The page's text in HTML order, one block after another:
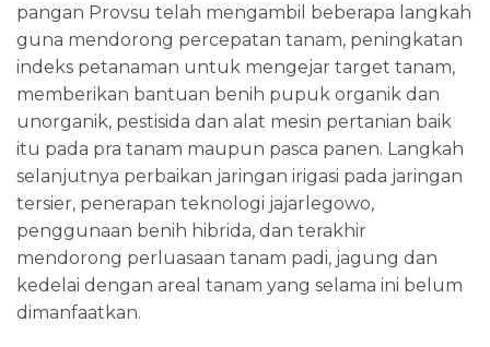
pangan Provsu telah mengambil beberapa langkah
guna mendorong percepatan tanam, peningkatan
indeks petanaman untuk mengejar target tanam,
memberikan bantuan benih pupuk organik dan
unorganik, pestisida dan alat mesin pertanian baik
itu pada pra tanam maupun pasca panen. Langkah
selanjutnya perbaikan jaringan irigasi pada jaringan
tersier, penerapan teknologi jajarlegowo,
penggunaan benih hibrida, dan terakhir
mendorong perluasaan tanam padi, jagung dan
kedelai dengan areal tanam yang selama ini belum
dimanfaatkan.